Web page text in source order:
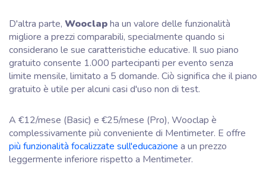
D'altra parte, Wooclapha un valore delle funzionalità
migliore a prezzi comparabili, specialmente quando si
considerano le sue caratteristiche educative. Il suo piano
gratuito consente 1.000 partecipanti per evento senza
limite mensile, limitato a 5 domande. Ciò significa che il piano
gratuito è utile per alcuni casi d'uso non di test.
A €12/mese (Basic) e €25/mese (Pro), Wooclap è
complessivamente più conveniente di Mentimeter. E offre
più funzionalità focalizzate sull'educazione a un prezzo
leggermente inferiore rispetto a Mentimeter.